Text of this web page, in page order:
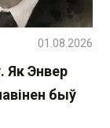
Як Энвер
быў
01.08.2026